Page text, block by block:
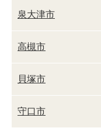
泉大津市
高槻市
貝塚市
守口市